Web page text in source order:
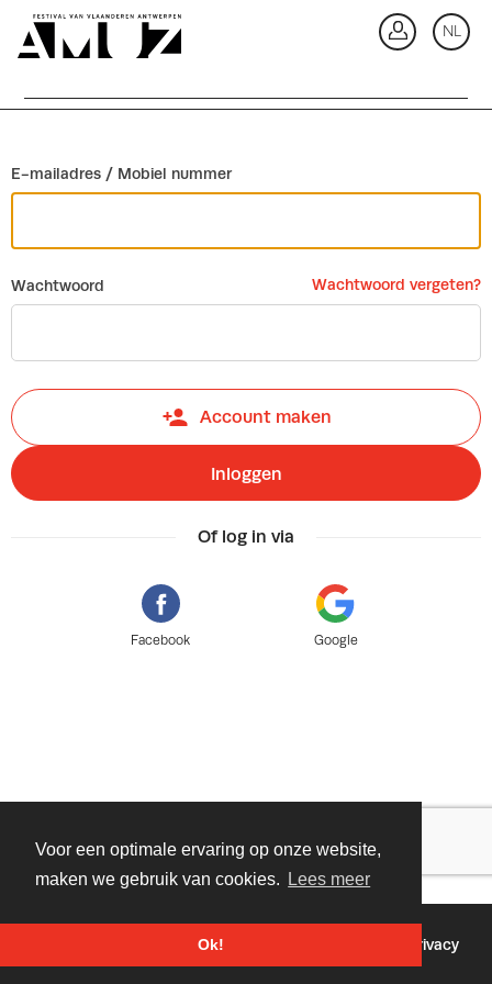
Voor een optimale ervaring op onze website,
maken we gebruik van cookies.
Lees meer
Ok!
NL
E-mailadres / Mobiel nummer
Wachtwoord Wachtwoord vergeten?
Account maken
Inloggen
Of log in via
Facebook Google
Tixly Privacy